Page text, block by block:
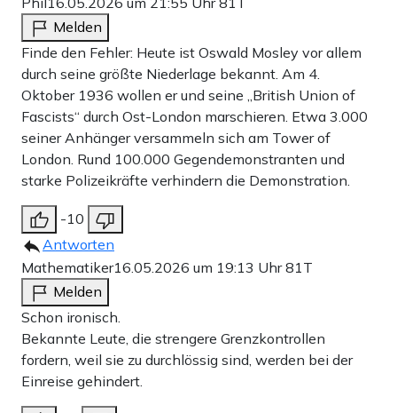
Melden
Finde den Fehler: Heute ist Oswald Mosley vor allem
durch seine größte Niederlage bekannt. Am 4.
Oktober 1936 wollen er und seine „British Union of
Fascists“ durch Ost-London marschieren. Etwa 3.000
seiner Anhänger versammeln sich am Tower of
London. Rund 100.000 Gegendemonstranten und
starke Polizeikräfte verhindern die Demonstration.
-10
Antworten
Mathematiker16.05.2026 um 19:13 Uhr81T
Melden
Schon ironisch.
Bekannte Leute, die strengere Grenzkontrollen
fordern, weil sie zu durchlössig sind, werden bei der
Einreise gehindert.